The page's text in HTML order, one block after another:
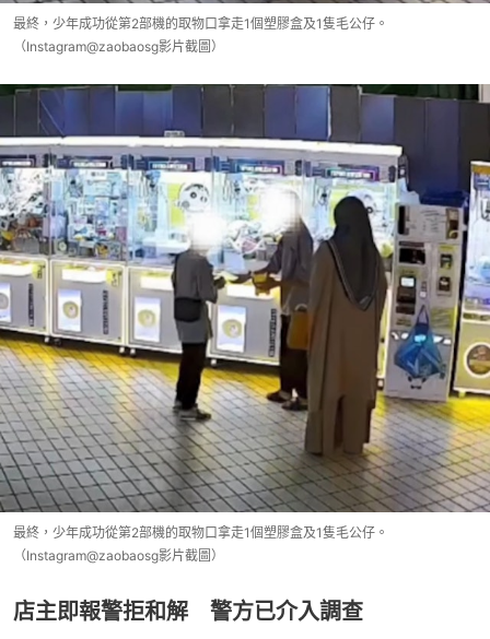
最終，少年成功從第2部機的取物口拿走1個塑膠盒及1隻毛公仔。
（Instagram@zaobaosg影片截圖）
最終，少年成功從第2部機的取物口拿走1個塑膠盒及1隻毛公仔。
（Instagram@zaobaosg影片截圖）
店主即報警拒和解 警方已介入調查